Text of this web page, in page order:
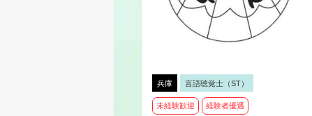
兵庫 言語聴覚士（ST）
未経験歓迎 経験者優遇